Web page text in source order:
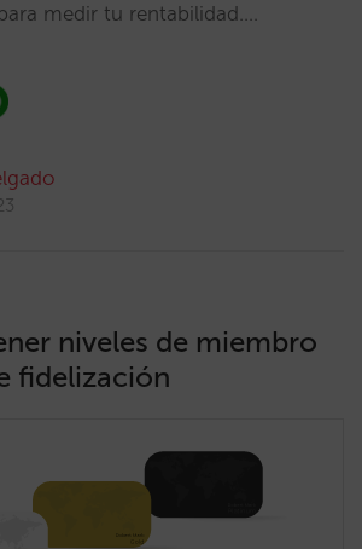
medir tu rentabilidad.…
niveles de miembro
fidelización